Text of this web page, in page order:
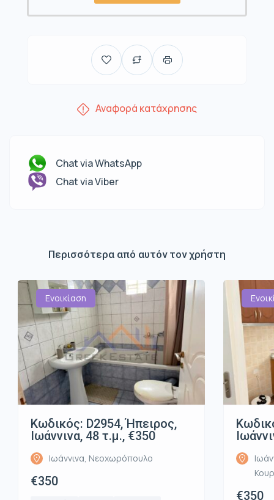
Αναφορά κατάχρησης
Chat via WhatsApp
Chat via Viber
Περισσότερα από αυτόν τον χρήστη
Ενοικίαση
Κωδικός: D2954, Ήπειρος,
Ιωάννινα, 48 τ.μ., €350
Ιωάννινα, Νεοχωρόπουλο
€350
€350